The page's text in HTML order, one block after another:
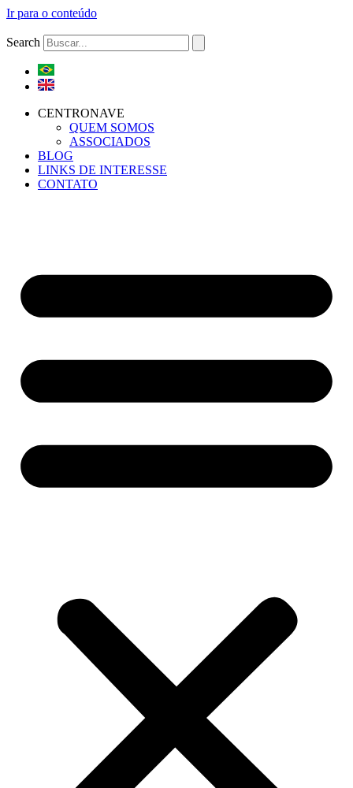
Ir para o conteúdo
Search
CENTRONAVE
QUEM SOMOS
ASSOCIADOS
BLOG
LINKS DE INTERESSE
CONTATO